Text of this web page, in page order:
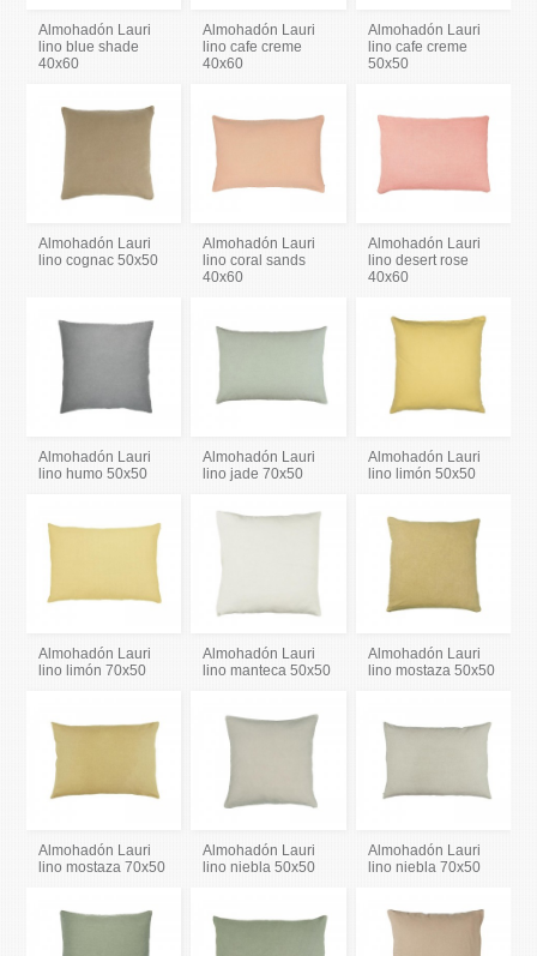
Almohadón Lauri
lino blue shade
40x60
Almohadón Lauri
lino cafe creme
40x60
Almohadón Lauri
lino cafe creme
50x50
Almohadón Lauri
lino cognac 50x50
Almohadón Lauri
lino coral sands
40x60
Almohadón Lauri
lino desert rose
40x60
Almohadón Lauri
lino humo 50x50
Almohadón Lauri
lino jade 70x50
Almohadón Lauri
lino limón 50x50
Almohadón Lauri
lino limón 70x50
Almohadón Lauri
lino manteca 50x50
Almohadón Lauri
lino mostaza 50x50
Almohadón Lauri
lino mostaza 70x50
Almohadón Lauri
lino niebla 50x50
Almohadón Lauri
lino niebla 70x50